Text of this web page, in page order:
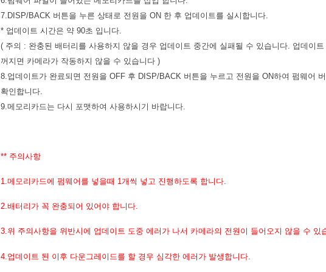
7.DISP/BACK 버튼을 누른 상태로 전원을 ON 한 후 업데이트를 실시합니다.
* 업데이트 시간은 약 90초 입니다.
( 주의 : 완충된 배터리를 사용하지 않을 경우 업데이트 중간에 실패될 수 있습니다. 업데이트
꺼지면 카메라가 작동하지 않을 수 있습니다 )
8.업데이트가 완료되면 전원을 OFF 후 DISP/BACK 버튼을 누르고 전원을 ON하여 펌웨어
확인합니다.
9.메모리카드는 다시 포맷하여 사용하시기 바랍니다.
** 주의사항
1.메모리카드에 펌웨어를 넣을때 1개씩 넣고 진행하도록 합니다.
2.배터리가 꼭 완충되어 있어야 합니다.
3.위 주의사항을 위반시에 업데이트 도중 에러가 나서 카메라의 전원이 들어오지 않을 수 있
4.업데이트 된 이후 다운그레이드를 할 경우 심각한 에러가 발생합니다.